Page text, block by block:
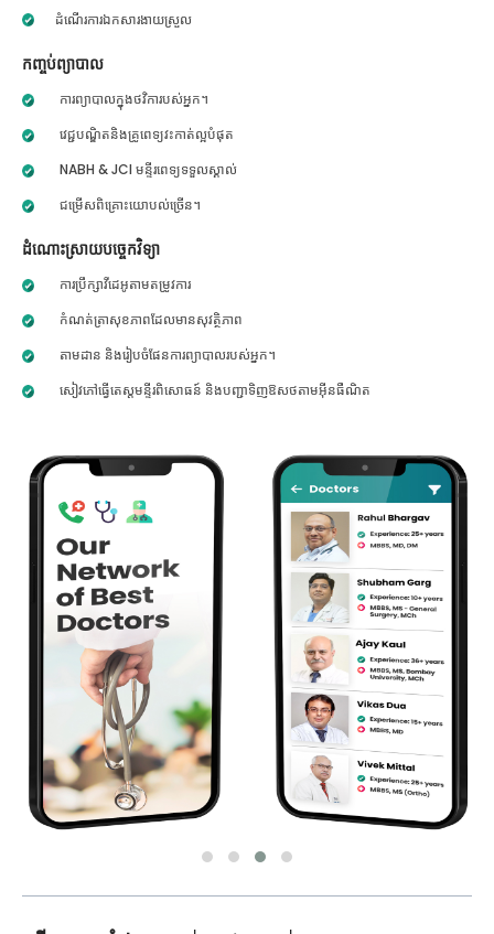
ដំណើរការឯកសារងាយស្រួល
កញ្ចប់ព្យាបាល
ការព្យាបាលក្នុងថវិការបស់អ្នក។
វេជ្ជបណ្ឌិតនិងគ្រូពេទ្យវះកាត់ល្អបំផុត
NABH & JCI មន្ទីរពេទ្យទទួលស្គាល់
ជម្រើសពិគ្រោះយោបល់ច្រើន។
ដំណោះស្រាយបច្ចេកវិទ្យា
ការប្រឹក្សាវីដេអូតាមតម្រូវការ
កំណត់ត្រាសុខភាពដែលមានសុវត្ថិភាព
តាមដាន និងរៀបចំផែនការព្យាបាលរបស់អ្នក។
សៀវភៅធ្វើតេស្តមន្ទីរពិសោធន៍ និងបញ្ជាទិញឱសថតាមអ៊ីនធឺណិត